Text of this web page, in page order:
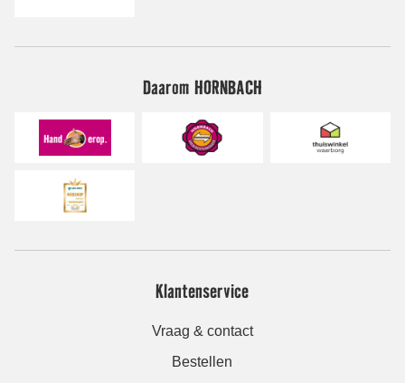
Daarom HORNBACH
Klantenservice
Vraag & contact
Bestellen